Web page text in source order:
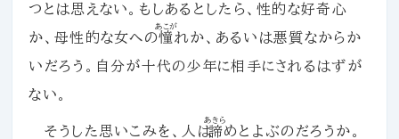
つとは思えない。もしあるとしたら、性的な好奇心
か、母性的な女への憧
あこが
れか、あるいは悪質なからか
いだろう。自分が十代の少年に相手にされるはずが
ない。
そうした思いこみを、人は諦
あきら
めとよぶのだろうか。